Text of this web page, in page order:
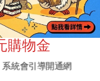
購物金
統會引導開通網